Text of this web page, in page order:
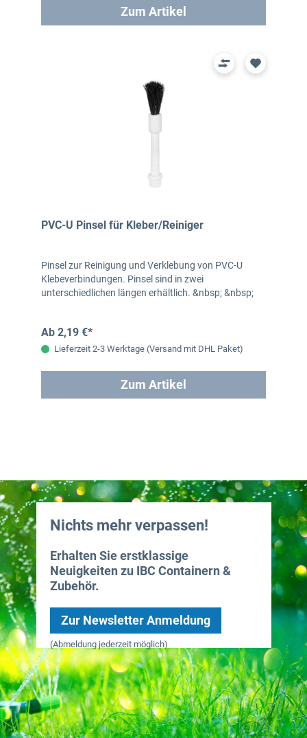
Zum Artikel
PVC-U Pinsel für Kleber/Reiniger
Pinsel zur Reinigung und Verklebung von PVC-U
Klebeverbindungen. Pinsel sind in zwei
unterschiedlichen längen erhältlich. &nbsp; &nbsp;
Ab 2,19 €*
Lieferzeit 2-3 Werktage (Versand mit DHL Paket)
Zum Artikel
Nichts mehr verpassen!
Erhalten Sie erstklassige
Neuigkeiten zu IBC Containern &
Zubehör.
Zur Newsletter Anmeldung
(Abmeldung jederzeit möglich)